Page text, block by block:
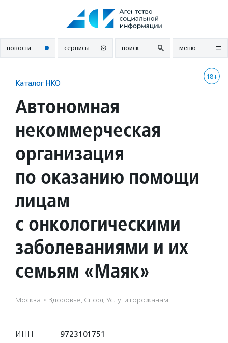
новости сервисы поиск меню
18+
Каталог НКО
Автономная
некоммерческая
организация
по оказанию помощи
лицам
с онкологическими
заболеваниями и их
семьям «Маяк»
Москва · Здоровье, Спорт, Услуги горожанам
ИНН
9723101751